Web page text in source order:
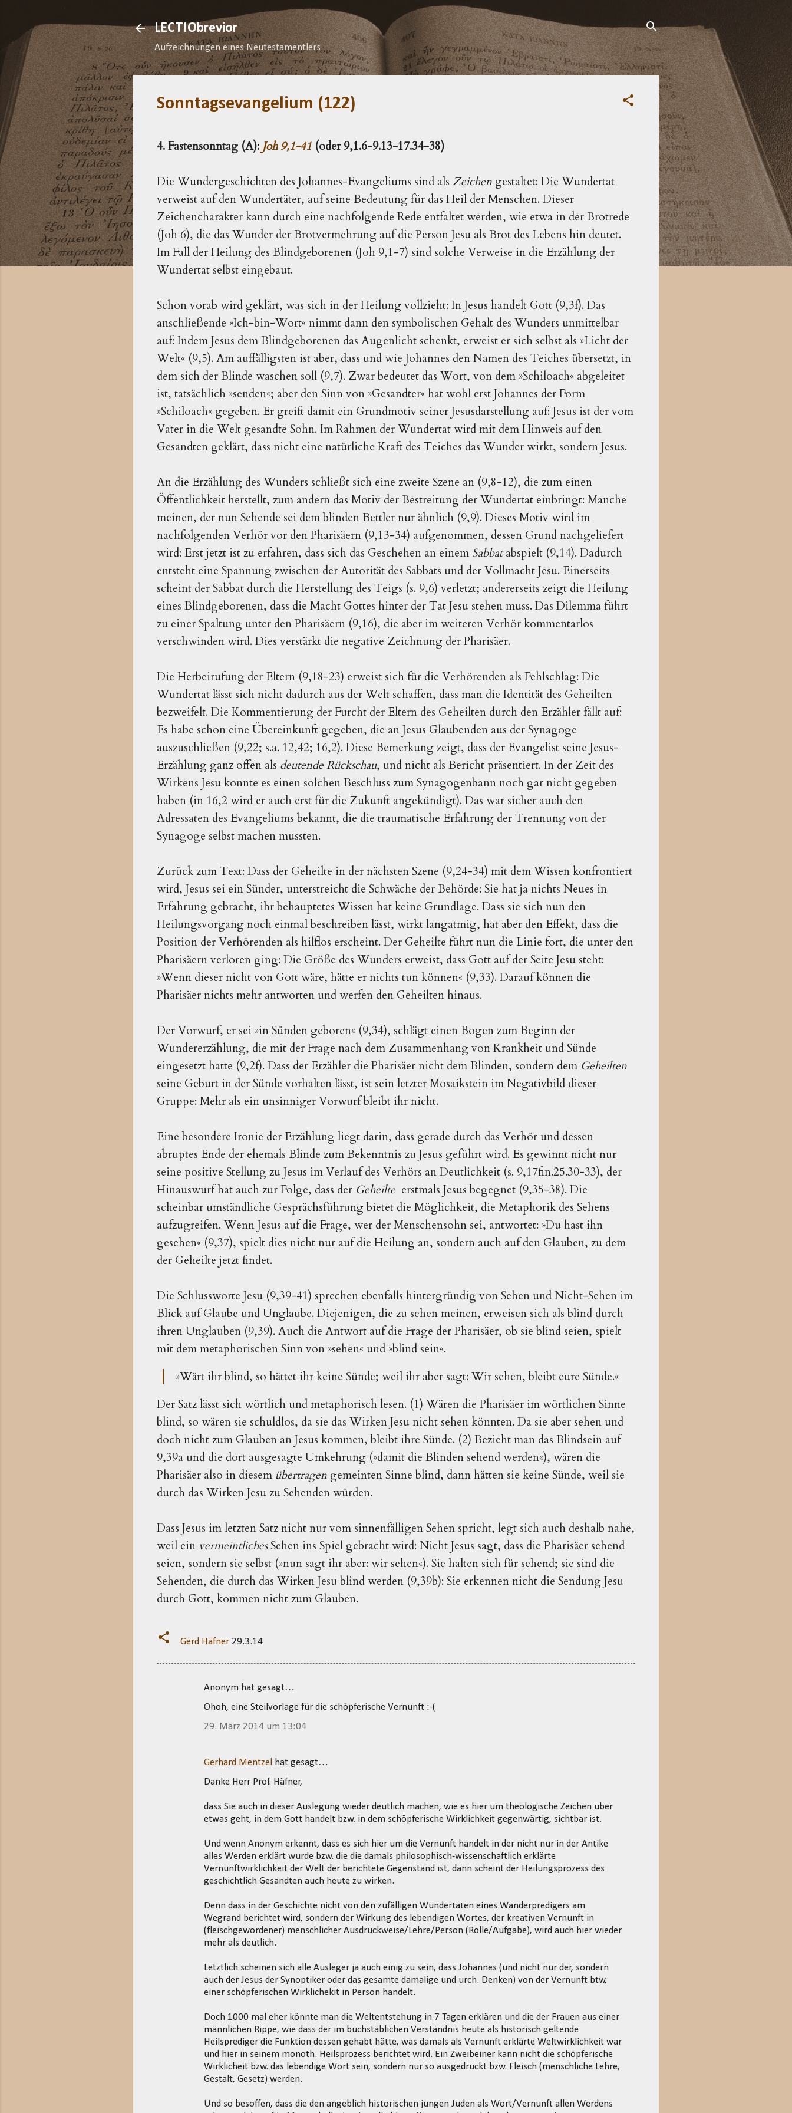
Direkt zum Hauptbereich
LECTIObrevior
Aufzeichnungen eines Neutestamentlers
Sonntagsevangelium (122)
4. Fastensonntag (A): Joh 9,1-41 (oder 9,1.6-9.13-17.34-38)
Die Wundergeschichten des Johannes-Evangeliums sind als Zeichen gestaltet: Die Wundertat
verweist auf den Wundertäter, auf seine Bedeutung für das Heil der Menschen. Dieser
Zeichencharakter kann durch eine nachfolgende Rede entfaltet werden, wie etwa in der Brotrede
(Joh 6), die das Wunder der Brotvermehrung auf die Person Jesu als Brot des Lebens hin deutet.
Im Fall der Heilung des Blindgeborenen (Joh 9,1-7) sind solche Verweise in die Erzählung der
Wundertat selbst eingebaut.
Schon vorab wird geklärt, was sich in der Heilung vollzieht: In Jesus handelt Gott (9,3f). Das
anschließende »Ich-bin-Wort« nimmt dann den symbolischen Gehalt des Wunders unmittelbar
auf: Indem Jesus dem Blindgeborenen das Augenlicht schenkt, erweist er sich selbst als »Licht der
Welt« (9,5). Am auffälligsten ist aber, dass und wie Johannes den Namen des Teiches übersetzt, in
dem sich der Blinde waschen soll (9,7). Zwar bedeutet das Wort, von dem »Schiloach« abgeleitet
ist, tatsächlich »senden«; aber den Sinn von »Gesandter« hat wohl erst Johannes der Form
»Schiloach« gegeben. Er greift damit ein Grundmotiv seiner Jesusdarstellung auf: Jesus ist der vom
Vater in die Welt gesandte Sohn. Im Rahmen der Wundertat wird mit dem Hinweis auf den
Gesandten geklärt, dass nicht eine natürliche Kraft des Teiches das Wunder wirkt, sondern Jesus.
An die Erzählung des Wunders schließt sich eine zweite Szene an (9,8-12), die zum einen
Öffentlichkeit herstellt, zum andern das Motiv der Bestreitung der Wundertat einbringt: Manche
meinen, der nun Sehende sei dem blinden Bettler nur ähnlich (9,9). Dieses Motiv wird im
nachfolgenden Verhör vor den Pharisäern (9,13-34) aufgenommen, dessen Grund nachgeliefert
wird: Erst jetzt ist zu erfahren, dass sich das Geschehen an einem Sabbatabspielt (9,14). Dadurch
entsteht eine Spannung zwischen der Autorität des Sabbats und der Vollmacht Jesu. Einerseits
scheint der Sabbat durch die Herstellung des Teigs (s. 9,6) verletzt; andererseits zeigt die Heilung
eines Blindgeborenen, dass die Macht Gottes hinter der Tat Jesu stehen muss. Das Dilemma führt
zu einer Spaltung unter den Pharisäern (9,16), die aber im weiteren Verhör kommentarlos
verschwinden wird. Dies verstärkt die negative Zeichnung der Pharisäer.
Die Herbeirufung der Eltern (9,18-23) erweist sich für die Verhörenden als Fehlschlag: Die
Wundertat lässt sich nicht dadurch aus der Welt schaffen, dass man die Identität des Geheilten
bezweifelt. Die Kommentierung der Furcht der Eltern des Geheilten durch den Erzähler fällt auf:
Es habe schon eine Übereinkunft gegeben, die an Jesus Glaubenden aus der Synagoge
auszuschließen (9,22; s.a. 12,42; 16,2). Diese Bemerkung zeigt, dass der Evangelist seine Jesus-
Erzählung ganz offen als deutende Rückschau, und nicht als Bericht präsentiert. In der Zeit des
Wirkens Jesu konnte es einen solchen Beschluss zum Synagogenbann noch gar nicht gegeben
haben (in 16,2 wird er auch erst für die Zukunft angekündigt). Das war sicher auch den
Adressaten des Evangeliums bekannt, die die traumatische Erfahrung der Trennung von der
Synagoge selbst machen mussten.
Zurück zum Text: Dass der Geheilte in der nächsten Szene (9,24-34) mit dem Wissen konfrontiert
wird, Jesus sei ein Sünder, unterstreicht die Schwäche der Behörde: Sie hat ja nichts Neues in
Erfahrung gebracht, ihr behauptetes Wissen hat keine Grundlage. Dass sie sich nun den
Heilungsvorgang noch einmal beschreiben lässt, wirkt langatmig, hat aber den Effekt, dass die
Position der Verhörenden als hilflos erscheint. Der Geheilte führt nun die Linie fort, die unter den
Pharisäern verloren ging: Die Größe des Wunders erweist, dass Gott auf der Seite Jesu steht:
»Wenn dieser nicht von Gott wäre, hätte er nichts tun können« (9,33). Darauf können die
Pharisäer nichts mehr antworten und werfen den Geheilten hinaus.
Der Vorwurf, er sei »in Sünden geboren« (9,34), schlägt einen Bogen zum Beginn der
Wundererzählung, die mit der Frage nach dem Zusammenhang von Krankheit und Sünde
eingesetzt hatte (9,2f). Dass der Erzähler die Pharisäer nicht dem Blinden, sondern dem Geheilten
seine Geburt in der Sünde vorhalten lässt, ist sein letzter Mosaikstein im Negativbild dieser
Gruppe: Mehr als ein unsinniger Vorwurf bleibt ihr nicht.
Eine besondere Ironie der Erzählung liegt darin, dass gerade durch das Verhör und dessen
abruptes Ende der ehemals Blinde zum Bekenntnis zu Jesus geführt wird. Es gewinnt nicht nur
seine positive Stellung zu Jesus im Verlauf des Verhörs an Deutlichkeit (s. 9,17fin.25.30-33), der
Hinauswurf hat auch zur Folge, dass der Geheilte erstmals Jesus begegnet (9,35-38). Die
scheinbar umständliche Gesprächsführung bietet die Möglichkeit, die Metaphorik des Sehens
aufzugreifen. Wenn Jesus auf die Frage, wer der Menschensohn sei, antwortet: »Du hast ihn
gesehen« (9,37), spielt dies nicht nur auf die Heilung an, sondern auch auf den Glauben, zu dem
der Geheilte jetzt findet.
Die Schlussworte Jesu (9,39-41) sprechen ebenfalls hintergründig von Sehen und Nicht-Sehen im
Blick auf Glaube und Unglaube. Diejenigen, die zu sehen meinen, erweisen sich als blind durch
ihren Unglauben (9,39). Auch die Antwort auf die Frage der Pharisäer, ob sie blind seien, spielt
mit dem metaphorischen Sinn von »sehen« und »blind sein«.
»Wärt ihr blind, so hättet ihr keine Sünde; weil ihr aber sagt: Wir sehen, bleibt eure Sünde.«
Der Satz lässt sich wörtlich und metaphorisch lesen. (1) Wären die Pharisäer im wörtlichen Sinne
blind, so wären sie schuldlos, da sie das Wirken Jesu nicht sehen könnten. Da sie aber sehen und
doch nicht zum Glauben an Jesus kommen, bleibt ihre Sünde. (2) Bezieht man das Blindsein auf
9,39a und die dort ausgesagte Umkehrung (»damit die Blinden sehend werden«), wären die
Pharisäer also in diesem übertragen gemeinten Sinne blind, dann hätten sie keine Sünde, weil sie
durch das Wirken Jesu zu Sehenden würden.
Dass Jesus im letzten Satz nicht nur vom sinnenfälligen Sehen spricht, legt sich auch deshalb nahe,
weil ein vermeintlichesSehen ins Spiel gebracht wird: Nicht Jesus sagt, dass die Pharisäer sehend
seien, sondern sie selbst (»nun sagt ihr aber: wir sehen«). Sie halten sich für sehend; sie sind die
Sehenden, die durch das Wirken Jesu blind werden (9,39b): Sie erkennen nicht die Sendung Jesu
durch Gott, kommen nicht zum Glauben.
Gerd Häfner 29.3.14
Anonym hat gesagt…
Ohoh, eine Steilvorlage für die schöpferische Vernunft :-(
29. März 2014 um 13:04
Gerhard Mentzel
hat gesagt…
Danke Herr Prof. Häfner,
dass Sie auch in dieser Auslegung wieder deutlich machen, wie es hier um theologische Zeichen über
etwas geht, in dem Gott handelt bzw. in dem schöpferische Wirklichkeit gegenwärtig, sichtbar ist.
Und wenn Anonym erkennt, dass es sich hier um die Vernunft handelt in der nicht nur in der Antike
alles Werden erklärt wurde bzw. die die damals philosophisch-wissenschaftlich erklärte
Vernunftwirklichkeit der Welt der berichtete Gegenstand ist, dann scheint der Heilungsprozess des
geschichtlich Gesandten auch heute zu wirken.
Denn dass in der Geschichte nicht von den zufälligen Wundertaten eines Wanderpredigers am
Wegrand berichtet wird, sondern der Wirkung des lebendigen Wortes, der kreativen Vernunft in
(fleischgewordener) menschlicher Ausdruckweise/Lehre/Person (Rolle/Aufgabe), wird auch hier wieder
mehr als deutlich.
Letztlich scheinen sich alle Ausleger ja auch einig zu sein, dass Johannes (und nicht nur der, sondern
auch der Jesus der Synoptiker oder das gesamte damalige und urch. Denken) von der Vernunft btw,
einer schöpferischen Wirklichekit in Person handelt.
Doch 1000 mal eher könnte man die Weltentstehung in 7 Tagen erklären und die der Frauen aus einer
männlichen Rippe, wie dass der im buchstäblichen Verständnis heute als historisch geltende
Heilsprediger die Funktion dessen gehabt hätte, was damals als Vernunft erklärte Weltwirklichkeit war
und hier in seinem monoth. Heilsprozess berichtet wird. Ein Zweibeiner kann nicht die schöpferische
Wirklicheit bzw. das lebendige Wort sein, sondern nur so ausgedrückt bzw. Fleisch (menschliche Lehre,
Gestalt, Gesetz) werden.
Und so besoffen, dass die den angeblich historischen jungen Juden als Wort/Vernunft allen Werdens